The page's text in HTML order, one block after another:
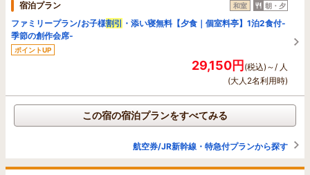
宿泊プラン 和室 朝・夕
ファミリープラン/お子様割引 ・添い寝無料【夕食｜個室料亭】1泊2食付-
季節の創作会席-
ポイントUP
29,150円(税込)～/ 人
(大人2名利用時)
この宿の宿泊プランをすべてみる
航空券/JR新幹線・特急付プランから探す